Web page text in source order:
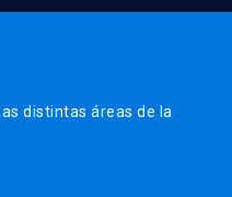
distintas áreas de la